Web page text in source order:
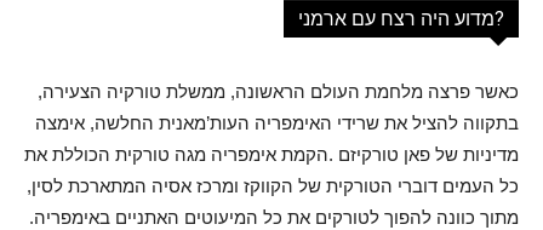
מדוע היה רצח עם ארמני?
כאשר פרצה מלחמת העולם הראשונה, ממשלת טורקיה הצעירה,
בתקווה להציל את שרידי האימפריה העות’מאנית החלשה, אימצה
מדיניות של פאן טורקיזם .הקמת אימפריה מגה טורקית הכוללת את
כל העמים דוברי הטורקית של הקווקז ומרכז אסיה המתארכת לסין,
מתוך כוונה להפוך לטורקים את כל המיעוטים האתניים באימפריה.